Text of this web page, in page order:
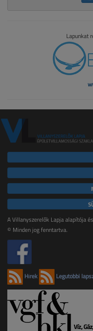
Lapunkat
A Villanyszerelők Lapja alapítója
© Minden jog fenntartva.
Hírek Legutóbbi